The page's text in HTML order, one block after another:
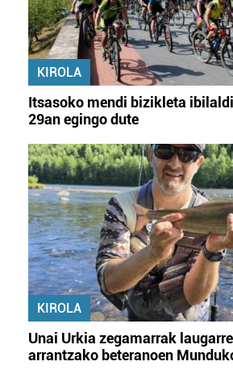
KIROLA
Itsasoko mendi bizikleta
29an egingo dute
KIROLA
Unai Urkia zegamarrak
arrantzako beteranoen